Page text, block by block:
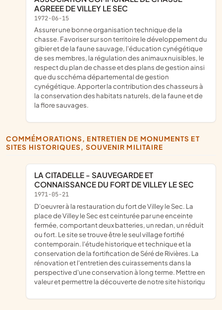
AGREEE DE VILLEY LE SEC
1972-06-15
Assurer une bonne organisation technique de la
chasse. Favoriser sur son territoire le développement du
gibier et de la faune sauvage, l'éducation cynégétique
de ses membres, la régulation des animaux nuisibles, le
respect du plan de chasse et des plans de gestion ainsi
que du scchéma départemental de gestion
cynégétique. Apporter la contribution des chasseurs à
la conservation des habitats naturels, de la faune et de
la flore sauvages.
COMMÉMORATIONS, ENTRETIEN DE MONUMENTS ET
SITES HISTORIQUES, SOUVENIR MILITAIRE
LA CITADELLE - SAUVEGARDE ET
CONNAISSANCE DU FORT DE VILLEY LE SEC
1971-05-21
d'oeuvrer à la restauration du fort de Villey le Sec. La
place de Villey le Sec est ceinturée par une enceinte
fermée, comportant deux batteries, un redan, un réduit
ou fort. Le site se trouve être le seul village fortifié
contemporain. l'étude historique et technique et la
conservation de la fortification de Séré de Rivières. La
rénovation et l'entretien des cuirassements dans la
perspective d'une conservation à long terme. Mettre en
valeur et permettre la découverte de notre site historiqu